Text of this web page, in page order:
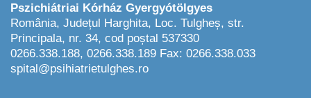
Pszichiátriai Kórház Gyergyótölgyes
România, Județul Harghita, Loc. Tulgheș, str.
Principala, nr. 34, cod poștal 537330
0266.338.188, 0266.338.189 Fax: 0266.338.033
spital@psihiatrietulghes.ro